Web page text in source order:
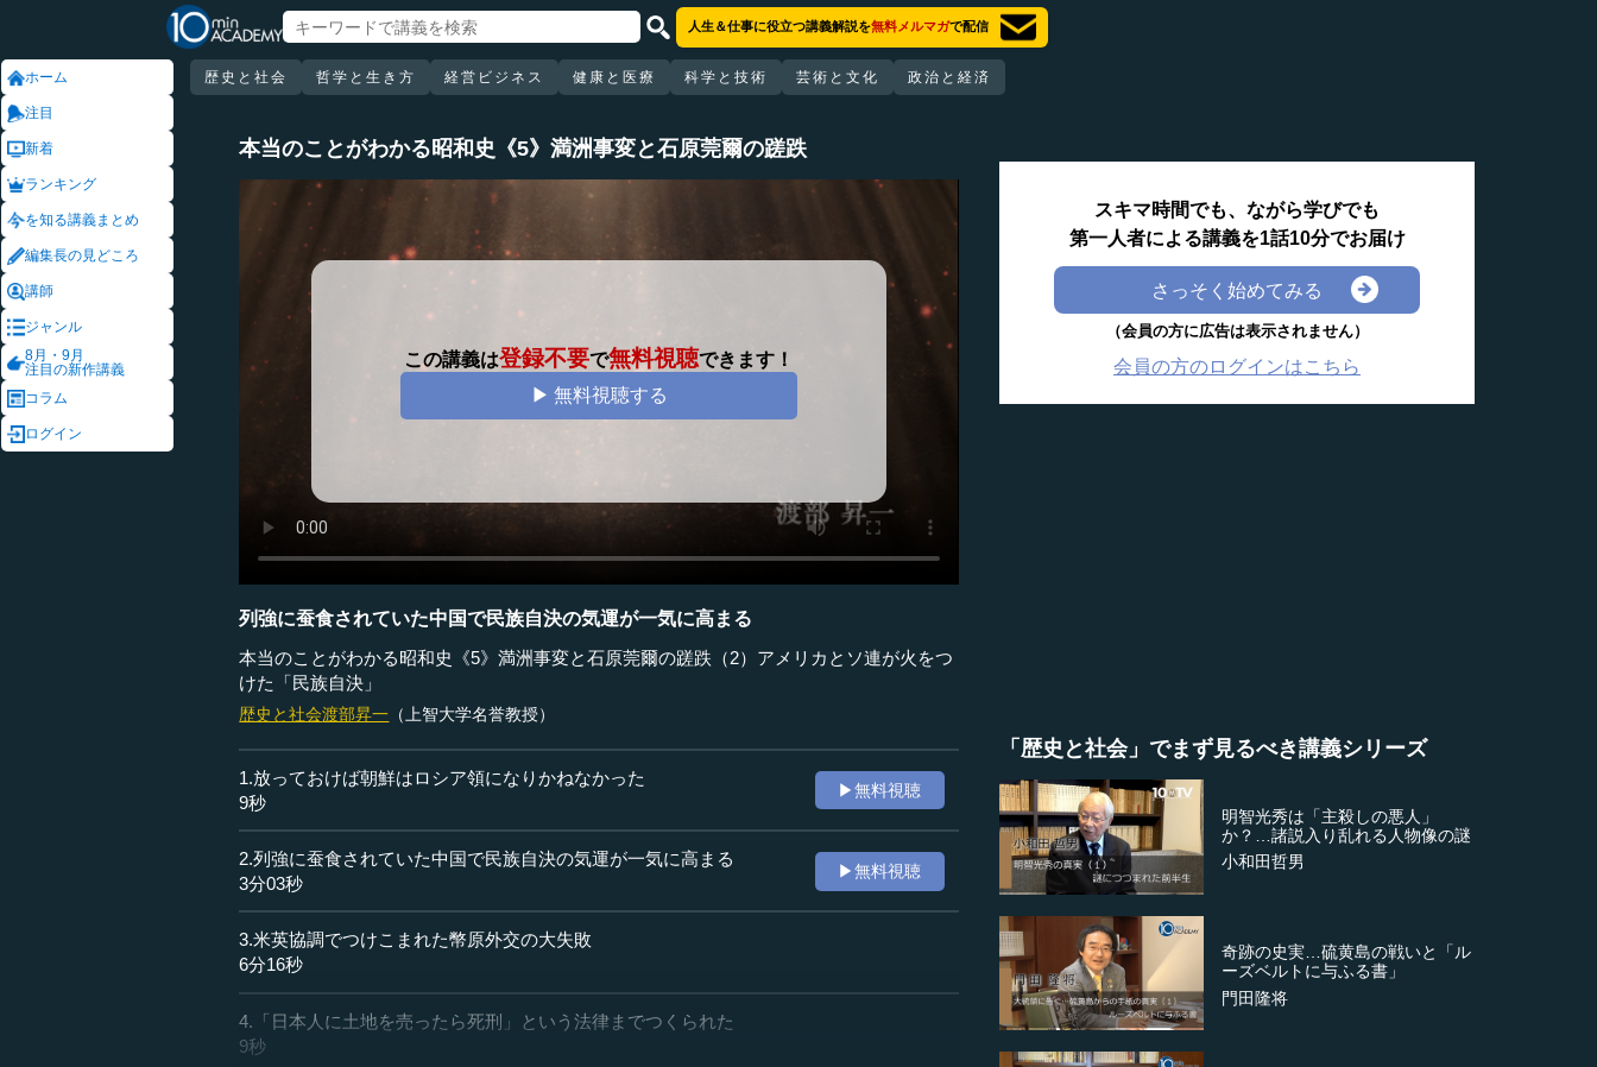
ホーム
注目
新着
ランキング
を知る講義まとめ
編集長の見どころ
講師
ジャンル
8月・9月
注目の新作講義
コラム
ログイン
人生＆仕事に役立つ講義解説を無料メルマガで配信
歴史と社会 哲学と生き方 経営ビジネス 健康と医療 科学と技術 芸術と文化 政治と経済
本当のことがわかる昭和史《5》満洲事変と石原莞爾の蹉跌
この講義は登録不要で無料視聴できます！
▶ 無料視聴する
列強に蚕食されていた中国で民族自決の気運が一気に高まる
本当のことがわかる昭和史《5》満洲事変と石原莞爾の蹉跌（2）アメリカとソ連が火をつ
けた「民族自決」
歴史と社会渡部昇一 （上智大学名誉教授）
1.放っておけば朝鮮はロシア領になりかねなかった
9秒
▶無料視聴
2.列強に蚕食されていた中国で民族自決の気運が一気に高まる
3分03秒
▶無料視聴
3.米英協調でつけこまれた幣原外交の大失敗
6分16秒
4.「日本人に土地を売ったら死刑」という法律までつくられた
9秒
スキマ時間でも、ながら学びでも
第一人者による講義を1話10分でお届け
さっそく始めてみる
（会員の方に広告は表示されません）
会員の方のログインはこちら
「歴史と社会」でまず見るべき講義シリーズ
明智光秀は「主殺しの悪人」
か？…諸説入り乱れる人物像の謎
小和田哲男
奇跡の史実…硫黄島の戦いと「ル
ーズベルトに与ふる書」
門田隆将